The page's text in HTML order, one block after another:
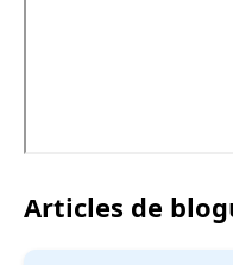
Articles de